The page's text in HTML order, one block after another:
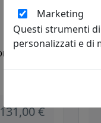
VINTAGE
131,00 €
Marketing
Questi strumenti
personalizzati e di